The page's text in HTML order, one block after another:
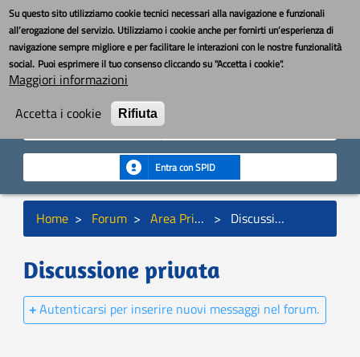
Su questo sito utilizziamo cookie tecnici necessari alla navigazione e funzionali
all’erogazione del servizio. Utilizziamo i cookie anche per fornirti un’esperienza di
navigazione sempre migliore e per facilitare le interazioni con le nostre funzionalità
social. Puoi esprimere il tuo consenso cliccando su "Accetta i cookie".
Maggiori informazioni
Accetta i cookie
Rifiuta
Salta
contenuto
principale
YouBOS Toggle
CercaCerca
Seguici:
Entra con SPID
Briciole
di
pane
Home Forum Area Privata Discussione privata
Discussione privata
Autenticarsi per inserire nuovi messaggi nel forum.